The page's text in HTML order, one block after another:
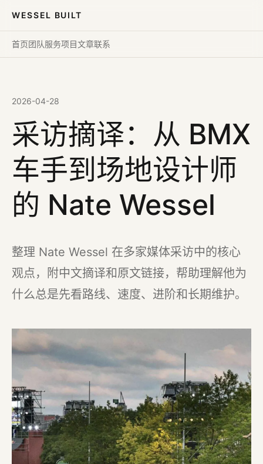
WESSEL BUILT
首页团队服务项目文章联系
2026-04-28
采访摘译：从 BMX
车手到场地设计师
的 Nate Wessel
整理 Nate Wessel 在多家媒体采访中的核心
观点，附中文摘译和原文链接，帮助理解他为
什么总是先看路线、速度、进阶和长期维护。